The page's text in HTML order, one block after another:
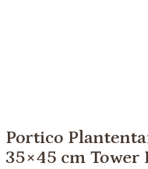
Portico
35×45 cm Tower